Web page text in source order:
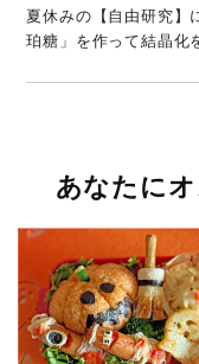
夏休みの【自由研究
珀糖」を作って結晶化
あなたに